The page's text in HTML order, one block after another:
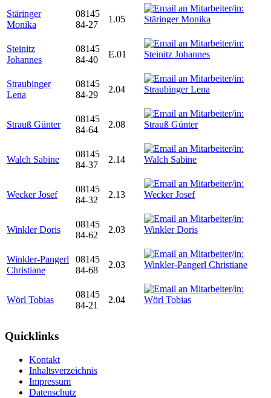
Stäringer
Monika
08145
84-27
1.05
Steinitz
Johannes
08145
84-40
E.01
Straubinger
Lena
08145
84-29
2.04
Strauß Günter
08145
84-64
2.08
Walch Sabine
08145
84-37
2.14
Wecker Josef
08145
84-32
2.13
Winkler Doris
08145
84-62
2.03
Winkler-Pangerl
Christiane
08145
84-68
2.03
Wörl Tobias
08145
84-21
2.04
Quicklinks
Kontakt
Inhaltsverzeichnis
Impressum
Datenschutz